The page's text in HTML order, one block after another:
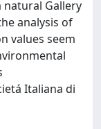
Gallery
analysis of
values seem
Italiana di